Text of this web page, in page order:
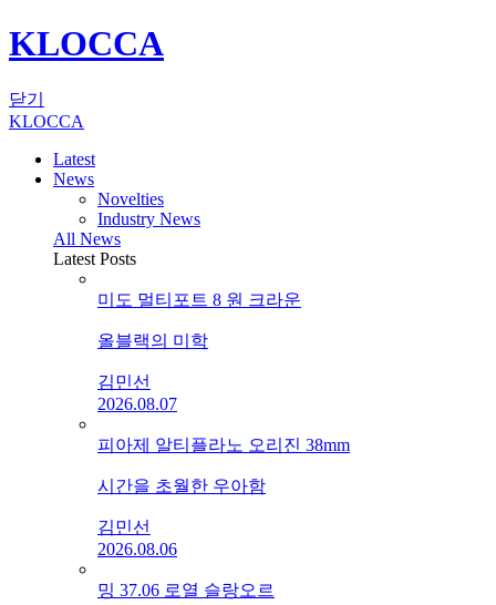
KLOCCA
닫기
KLOCCA
Latest
News
Novelties
Industry News
All News
Latest Posts
미도 멀티포트 8 원 크라운
올블랙의 미학
김민선
2026.08.07
피아제 알티플라노 오리진 38mm
시간을 초월한 우아함
김민선
2026.08.06
밍 37.06 로열 슬랑오르